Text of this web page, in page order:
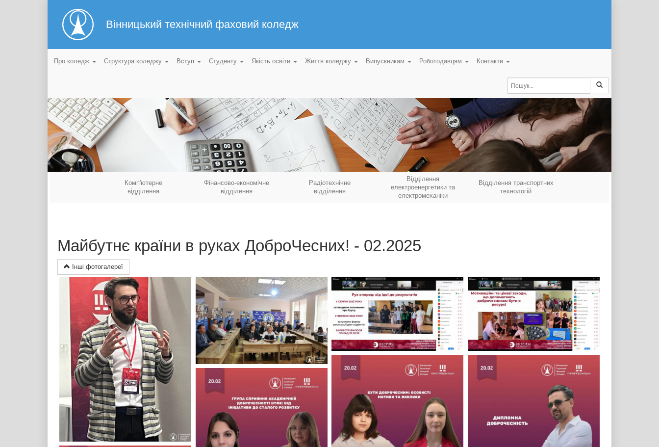
Вінницький технічний фаховий коледж
Про коледж Структура коледжу Вступ Студенту Якість освіти Життя коледжу Випускникам Роботодавцям Контакти
Комп'ютерне
відділення
Фінансово-економічне
відділення
Радіотехнічне
відділення
Відділення
електроенергетики та
електромеханіки
Відділення транспортних
технологій
Майбутнє країни в руках ДоброЧесних! - 02.2025
Інші фотогалереї